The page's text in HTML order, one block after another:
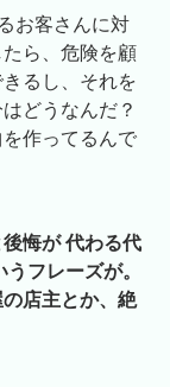
お客さんに対
ら、危険を顧
るし、それを
どうなんだ？
作ってるんで
悔が 代わる代
フレーズが。
店主とか、絶